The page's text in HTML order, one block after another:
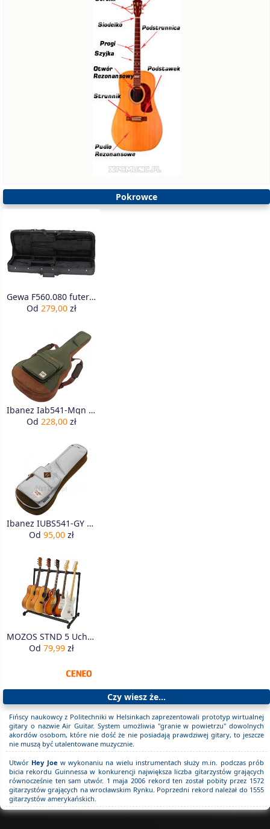
Pokrowce
Gewa F560.080 futerał na gitare elektryczną
Od 279,00zł
Ibanez Iab541-Mgn Pokrowiec Na Gitarę Akustyczną
Od 228,00zł
Ibanez IUBS541-GY Pokrowiec
Od 95,00zł
MOZOS STND 5 Uchwyt stojak statyw na 5 gitar
Od 79,99zł
Czy wiesz że...
Fińscy naukowcy z Politechniki w Helsinkach zaprezentowali prototyp wirtualnej
gitary o nazwie Air Guitar. System umożliwia "granie w powietrzu" dowolnych
akordów osobom, które nie dość że nie posiadają prawdziwej gitary, to jeszcze
nie muszą być utalentowane muzycznie.
Utwór Hey Joe w wykonaniu na wielu instrumentach służy m.in. podczas prób
bicia rekordu Guinnessa w konkurencji największa liczba gitarzystów grających
równocześnie ten sam utwór. 1 maja 2006 rekord ten został pobity przez 1572
gitarzystów grających na wrocławskim Rynku. Poprzedni rekord należał do 1555
gitarzystów amerykańskich.